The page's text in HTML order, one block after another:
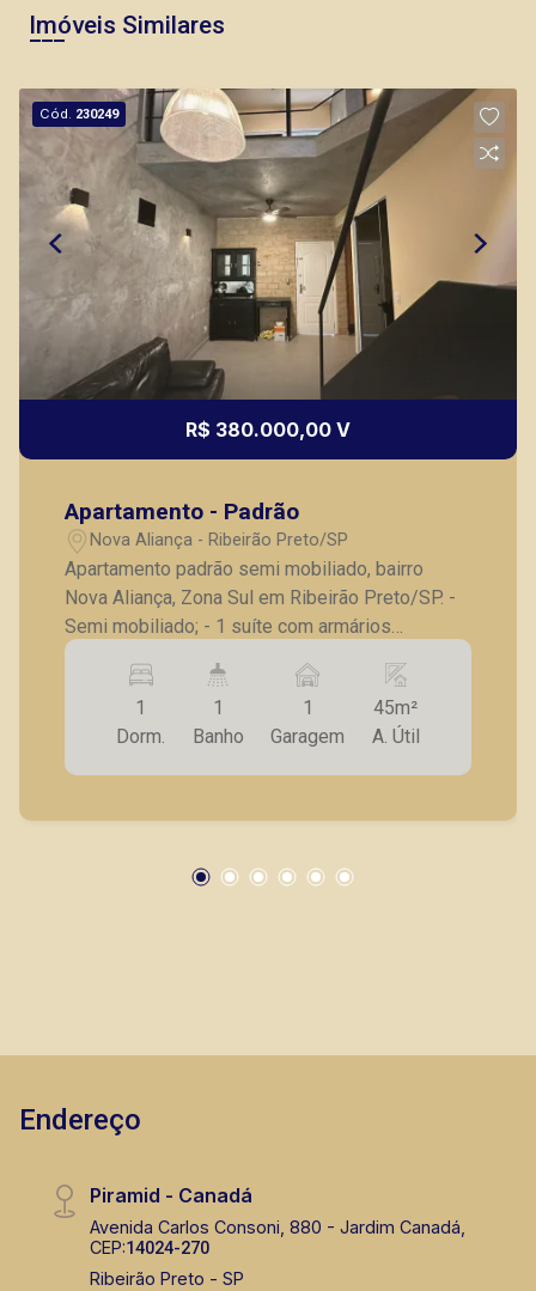
CRECI 234.175 - Venda
(16) 99327-7979
Corretor(a) Online
CORRETOR DE PLANTÃO
Fátima Spadaro
(16) 99105-3578
CORRETOR DE PLANTÃO
Thamiris Leandra Benevides
Corretor(a) Online
CORRETOR DE PLANTÃO
Imóveis Similares
Cód. 230249
R$ 380.000,00 V
Apartamento - Padrão
Nova Aliança - Ribeirão Preto/SP
Apartamento padrão semi mobiliado, bairro
Nova Aliança, Zona Sul em Ribeirão Preto/SP. -
Semi mobiliado; - 1 suíte com armários
embutidos ; - Lavabo; - Sala para 2 ambientes; -
Cozinha planejada; - Lavanderia; - Quintal ; - 1
vaga de garagem. A Piramid tem como objetivo
atender seus clientes com agilidade e
segurança, em locação, vendas de imóveis
lançamentos da cidade de Ribeirão Preto.
1
Dorm.
1
Banho
1
Garagem
45m²
A. Útil
Endereço
Piramid - Canadá
Avenida Carlos Consoni, 880 - Jardim Canadá,
CEP:14024-270
Ribeirão Preto - SP